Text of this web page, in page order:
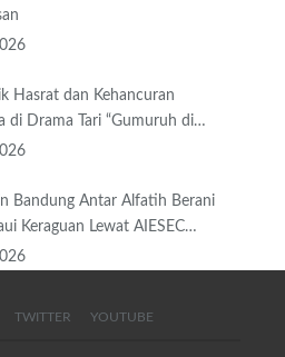
Hasrat dan Kehancuran
di Drama Tari “Gumuruh di…
Bandung Antar Alfatih Berani
Keraguan Lewat AIESEC…
TWITTER YOUTUBE